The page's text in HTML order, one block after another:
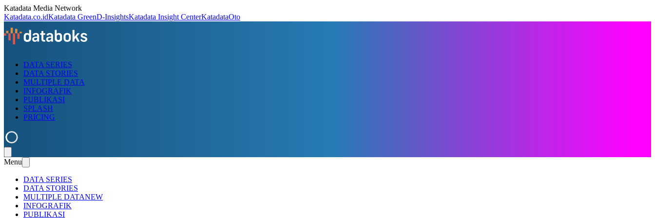
Katadata Media Network
Katadata.co.idKatadata GreenD-InsightsKatadata Insight CenterKatadataOto
DATA SERIES
DATA STORIES
MULTIPLE DATA
INFOGRAFIK
PUBLIKASI
SPLASH
PRICING
Menu
DATA SERIES
DATA STORIES
MULTIPLE DATANEW
INFOGRAFIK
PUBLIKASI